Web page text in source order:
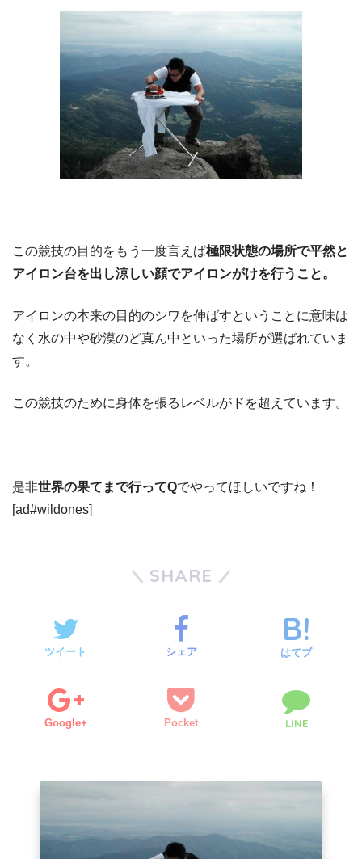
この競技の目的をもう一度言えば極限状態の場所で平然と
アイロン台を出し涼しい顔でアイロンがけを行うこと。
アイロンの本来の目的のシワを伸ばすということに意味は
なく水の中や砂漠のど真ん中といった場所が選ばれていま
す。
この競技のために身体を張るレベルがドを超えています。
是非世界の果てまで行ってQでやってほしいですね！
[ad#wildones]
SHARE
ツイート シェア はてブ
Google+ Pocket LINE